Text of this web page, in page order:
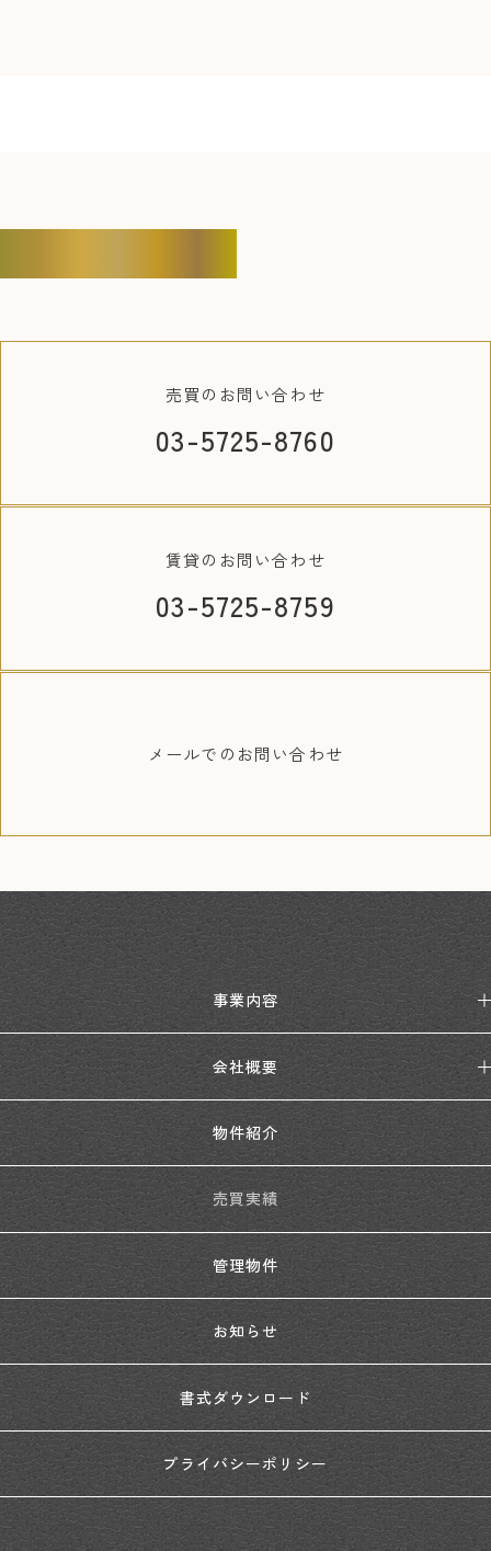
売買の お問い合わせ
03-5725-8760
賃貸の お問い合わせ
03-5725-8759
メールでの お問い合わせ
事業内容
会社概要
物件紹介
売買実績
管理物件
お知らせ
書式ダウンロード
プライバシーポリシー